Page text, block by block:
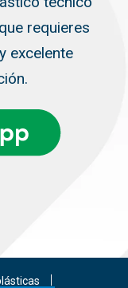
requieres
excelente